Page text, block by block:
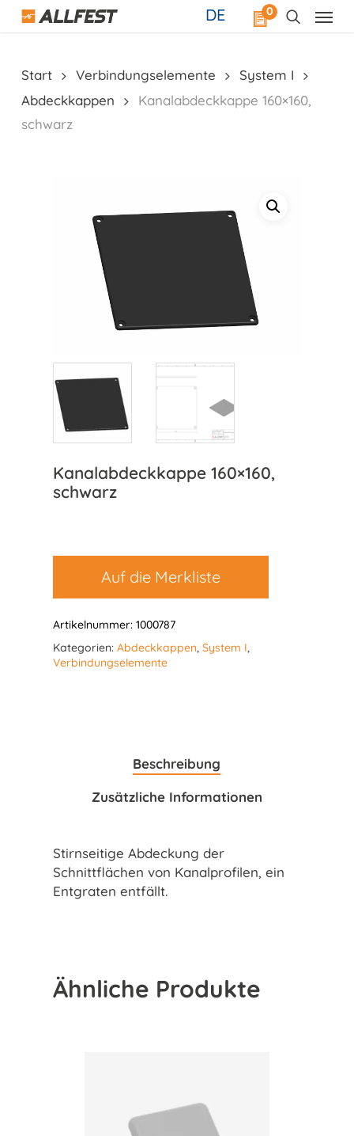
Skip
0
DE
Start Verbindungselemente
System I
Abdeckkappen
Kanalabdeckkappe 160×160,
schwarz
Kanalabdeckkappe 160×160,
schwarz
Auf die Merkliste
Artikelnummer: 1000787
Kategorien: Abdeckkappen, System I,
Verbindungselemente
Beschreibung
Zusätzliche Informationen
Stirnseitige Abdeckung der
Schnittflächen von Kanalprofilen, ein
Entgraten entfällt.
Ähnliche Produkte